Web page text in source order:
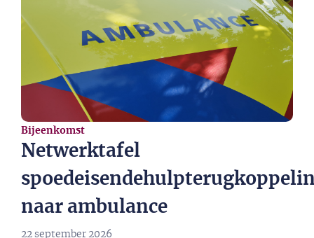
Bijeenkomst
Netwerktafel
naar ambulance
22 september 2026